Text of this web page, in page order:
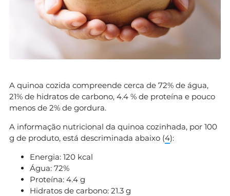
A quinoa cozida compreende cerca de 72% de água,
21% de hidratos de carbono, 4.4 % de proteína e pouco
menos de 2% de gordura.
A informação nutricional da quinoa cozinhada, por 100
g de produto, está descriminada abaixo (4):
Energia: 120 kcal
Água: 72%
Proteína: 4.4 g
Hidratos de carbono: 21.3 g